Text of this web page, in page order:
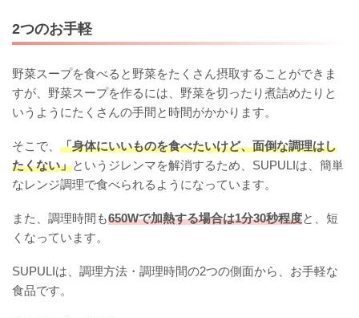
2つのお手軽
野菜スープを食べると野菜をたくさん摂取することができま
すが、野菜スープを作るには、野菜を切ったり煮詰めたりと
いうようにたくさんの手間と時間がかかります。
そこで、 「身体にいいものを食べたいけど、面倒な調理はし
たくない」というジレンマを解消するため、SUPULIは、簡単
なレンジ調理で食べられるようになっています。
また、調理時間も650Wで加熱する場合は1分30秒程度と、短
くなっています。
SUPULIは、調理方法・調理時間の2つの側面から、お手軽な
食品です。